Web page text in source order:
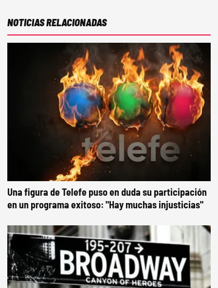
NOTICIAS RELACIONADAS
Una figura de Telefe puso en duda su participación
en un programa exitoso: "Hay muchas injusticias"